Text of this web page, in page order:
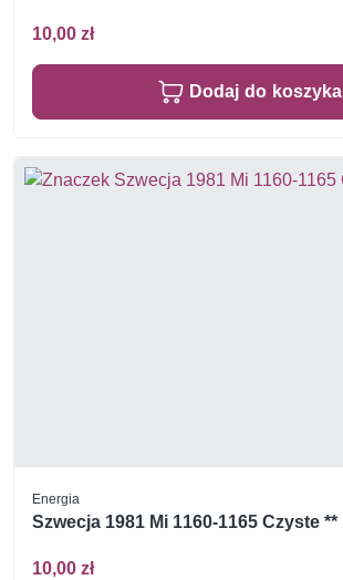
10,00 zł
Dodaj do koszyka
Energia
Szwecja 1981 Mi 1160-1165 Czyste **
10,00 zł